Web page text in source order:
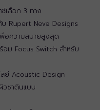
เลือก 3 ทาง
Rupert Neve Designs
อความสบายสูงสุด
ม Focus Switch สำหรับ
ลยี Acoustic Design
วซาตินแบบ